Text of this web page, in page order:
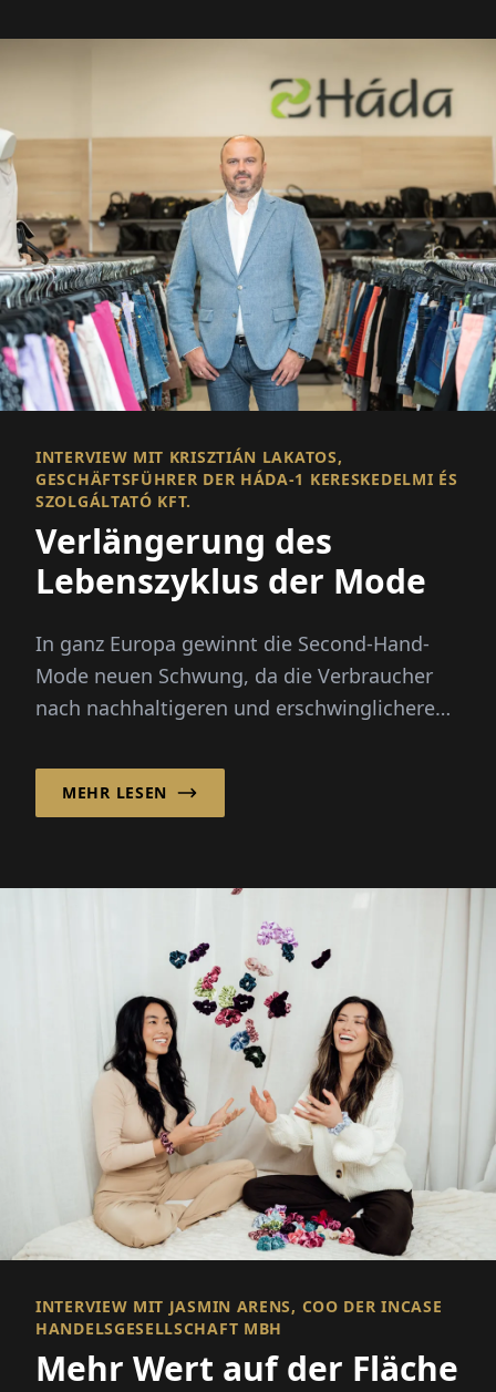
INTERVIEW MIT KRISZTIÁN LAKATOS,
GESCHÄFTSFÜHRER DER HÁDA-1 KERESKEDELMI ÉS
SZOLGÁLTATÓ KFT.
Verlängerung des
Lebenszyklus der Mode
In ganz Europa gewinnt die Second-Hand-
Mode neuen Schwung, da die Verbraucher
nach nachhaltigeren und erschwinglicheren
MEHR LESEN
INTERVIEW MIT JASMIN ARENS, COO DER INCASE
HANDELSGESELLSCHAFT MBH
Mehr Wert auf der Fläche